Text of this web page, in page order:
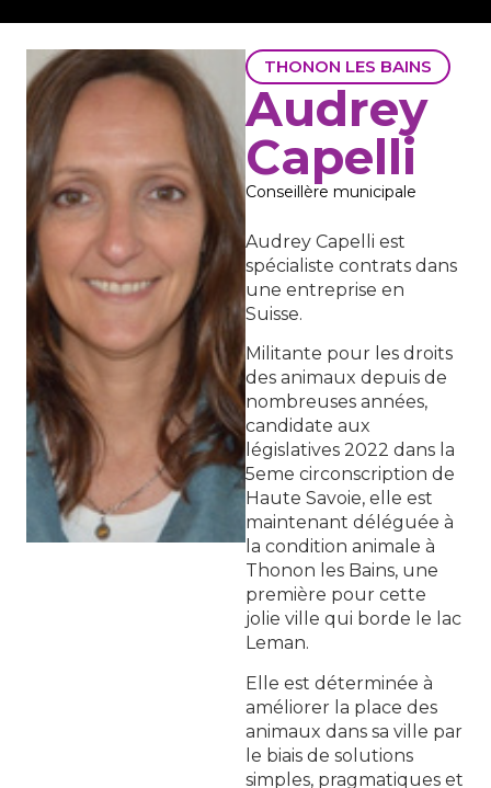
THONON LES BAINS
Audrey
Capelli
Conseillère municipale
Audrey Capelli est
spécialiste contrats dans
une entreprise en
Suisse.
Militante pour les droits
des animaux depuis de
nombreuses années,
candidate aux
législatives 2022 dans la
5eme circonscription de
Haute Savoie, elle est
maintenant déléguée à
la condition animale à
Thonon les Bains, une
première pour cette
jolie ville qui borde le lac
Leman.
Elle est déterminée à
améliorer la place des
animaux dans sa ville par
le biais de solutions
simples, pragmatiques et